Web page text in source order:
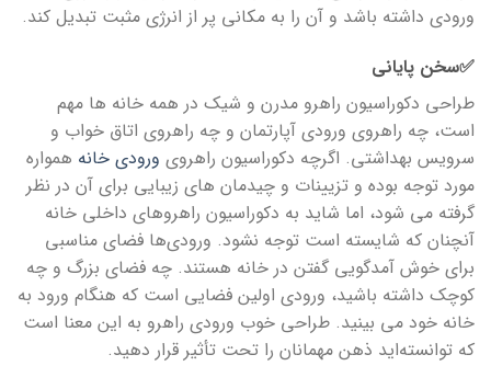
ورودی داشته باشد و آن را به مکانی پر از انرژی مثبت تبدیل کند.
✅سخن پایانی
طراحی دکوراسیون راهرو مدرن و شیک در همه خانه ها مهم
است، چه راهروی ورودی آپارتمان و چه راهروی اتاق خواب و
سرویس بهداشتی. اگرچه دکوراسیون راهروی ورودی خانه همواره
مورد توجه بوده و تزیینات و چیدمان های زیبایی برای آن در نظر
گرفته می شود، اما شاید به دکوراسیون راهروهای داخلی خانه
آنچنان که شایسته است توجه نشود. ورودی‌ها فضای مناسبی
برای خوش آمدگویی گفتن در خانه هستند. چه فضای بزرگ و چه
کوچک داشته باشید، ورودی اولین فضایی است که هنگام ورود به
خانه خود می بینید. طراحی خوب ورودی راهرو به این معنا است
که توانسته‌اید ذهن مهمانان را تحت تأثیر قرار دهید.